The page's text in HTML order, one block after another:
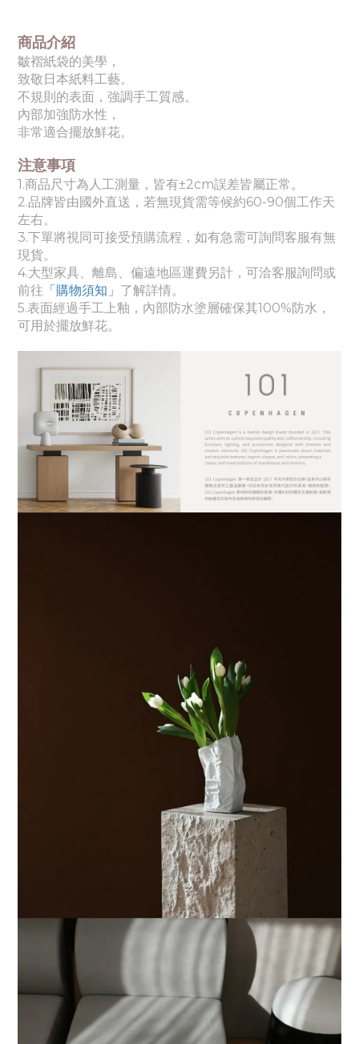
商品介紹
皺褶紙袋的美學，
致敬日本紙料工藝。
不規則的表面， 強調手工質感。
內部加強防水性，
非常適合擺放鮮花。
注意事項
1.商品尺寸為人工測量，皆有±2cm誤差皆屬正常。
2.品牌皆由國外直送，若無現貨需等候約60-90個工作天
左右。
3.下單將視同可接受預購流程，如有急需可詢問客服有無
現貨。
4.大型家具、離島、偏遠地區運費另計，可洽客服詢問或
前往 「購物須知」 了解詳情。
5.表面經過手工上釉，內部防水塗層確保其100%防水，
可用於擺放鮮花。